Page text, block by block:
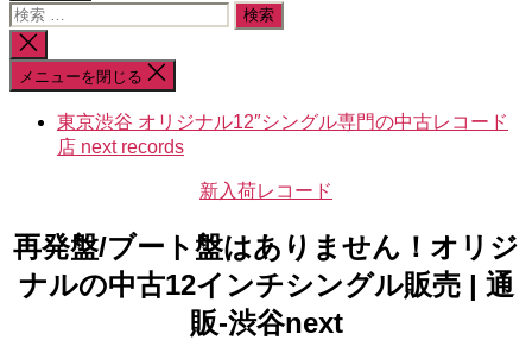
検
索
対
象:
検
索
を
メニューを閉じる
東京渋谷 オリジナル12″シングル専門の中古レコード
店 next records
カ
ゴ
リ
ー
新入荷レコード
再発盤/ブート盤はありません！オリジ
ナルの中古12インチシングル販売 | 通
販-渋谷next